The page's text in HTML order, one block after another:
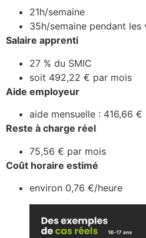
21h/semaine
35h/semaine pendant les
Salaire apprenti
27 % du SMIC
soit 492,22 € par mois
Aide employeur
aide mensuelle : 416,66 €
Reste à charge réel
75,56 € par mois
Coût horaire estimé
environ 0,76 €/heure